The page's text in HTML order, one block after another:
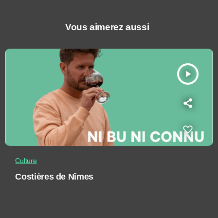
Vous aimerez aussi
play_arrow
Culture
Costières de Nîmes